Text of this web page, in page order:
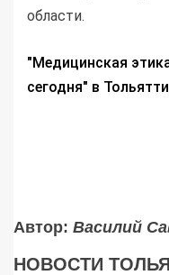
области.
"Медицинская
сегодня" в Тольятти
Автор: Василий
НОВОСТИ